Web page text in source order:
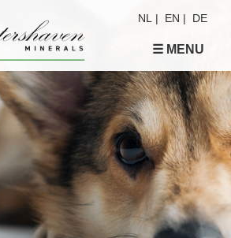
NL | EN | DE
☰ MENU